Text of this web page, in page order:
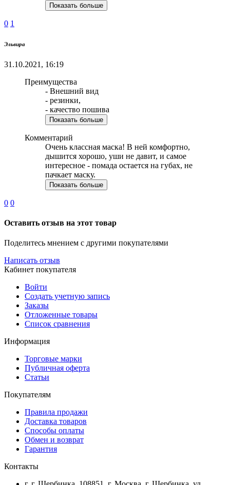
Показать больше
0 1
Эльвира
31.10.2021, 16:19
Преимущества
- Внешний вид
- резинки,
- качество пошива
Показать больше
Комментарий
Очень классная маска! В ней комфортно,
дышится хорошо, уши не давит, и самое
интересное - помада остается на губах, не
пачкает маску.
Показать больше
0 0
Оставить отзыв на этот товар
Поделитесь мнением с другими покупателями
Написать отзыв
Кабинет покупателя
Войти
Создать учетную запись
Заказы
Отложенные товары
Список сравнения
Информация
Торговые марки
Публичная оферта
Статьи
Покупателям
Правила продажи
Доставка товаров
Способы оплаты
Обмен и возврат
Гарантия
Контакты